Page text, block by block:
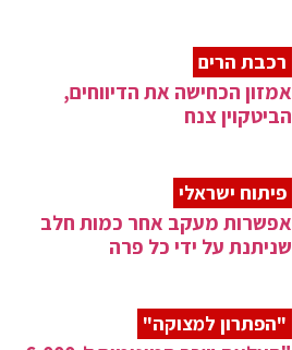
רכבת הרים
אמזון הכחישה את הדיווחים,
הביטקוין צנח
פיתוח ישראלי
אפשרות מעקב אחר כמות חלב
שניתנת על ידי כל פרה
"הפתרון למצוקה"